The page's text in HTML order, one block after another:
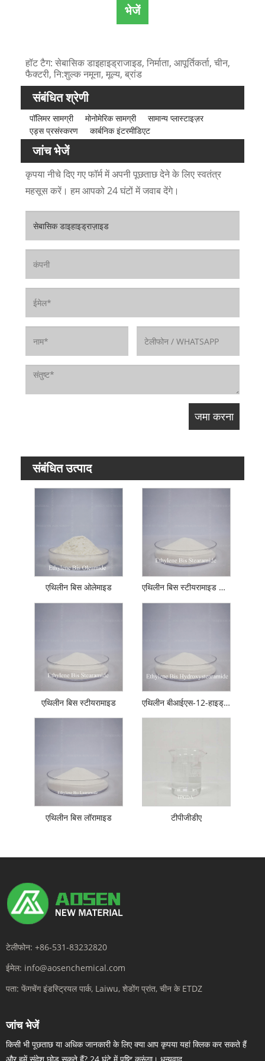
भेजें
हॉट टैग: सेबासिक डाइहाइड्राजाइड, निर्माता, आपूर्तिकर्ता, चीन,
फैक्टरी, नि:शुल्क नमूना, मूल्य, ब्रांड
संबंधित श्रेणी
पॉलिमर सामग्री मोनोमेरिक सामग्री
सामान्य प्लास्टाइज़र
एड्स प्रसंस्करण
कार्बनिक इंटरमीडिएट
जांच भेजें
कृपया नीचे दिए गए फॉर्म में अपनी पूछताछ देने के लिए स्वतंत्र
महसूस करें। हम आपको 24 घंटों में जवाब देंगे।
संबंधित उत्पाद
एथिलीन बिस ओलेमाइड एथिलीन बिस स्टीयरामाइड को संशोधित करें
एथिलीन बिस स्टीयरामाइड एथिलीन बीआईएस-12-हाइड्रॉक्सीस्टेरामाइड
एथिलीन बिस लॉरामाइड टीपीजीडीए
टेलीफोन: +86-531-83232820
ईमेल: info@aosenchemical.com
पता: फेंगचेंग इंडस्ट्रियल पार्क, Laiwu, शेडोंग प्रांत, चीन के ETDZ
जांच भेजें
किसी भी पूछताछ या अधिक जानकारी के लिए क्या आप कृपया यहां क्लिक कर सकते हैं